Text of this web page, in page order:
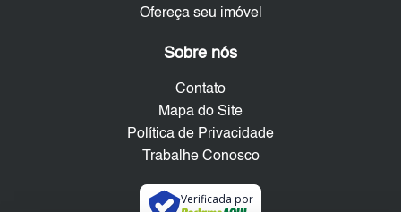
Ofereça seu imóvel
Sobre nós
Contato
Mapa do Site
Política de Privacidade
Trabalhe Conosco
Verificada por